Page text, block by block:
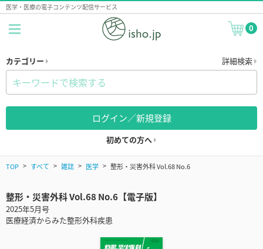
医学・医療の電子コンテンツ配信サービス
0
カテゴリー 詳細検索
ログイン／新規登録
初めての方へ
TOP すべて 雑誌 医学 整形・災害外科 Vol.68 No.6
整形・災害外科 Vol.68 No.6【電子版】
2025年5月号
医療経済からみた整形外科疾患